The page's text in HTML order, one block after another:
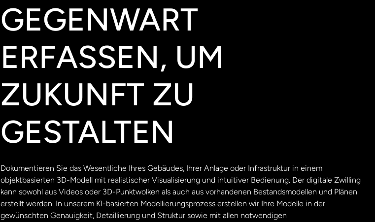
GEGENWART
ERFASSEN, UM
ZUKUNFT ZU
GESTALTEN
Dokumentieren Sie das Wesentliche Ihres Gebäudes, Ihrer Anlage oder Infrastruktur in einem
objektbasierten 3D-Modell mit realistischer Visualisierung und intuitiver Bedienung. Der digitale Zwilling
kann sowohl aus Videos oder 3D-Punktwolken als auch aus vorhandenen Bestandsmodellen und Plänen
erstellt werden. In unserem KI-basierten Modellierungsprozess erstellen wir Ihre Modelle in der
gewünschten Genauigkeit, Detaillierung und Struktur sowie mit allen notwendigen